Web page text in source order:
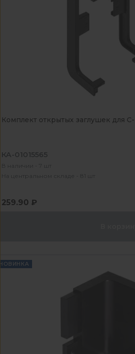
Комплект открытых заглушек для С-
КА-01015565
В наличии - 7 шт
На центральном складе - 81 шт
259.90 ₽